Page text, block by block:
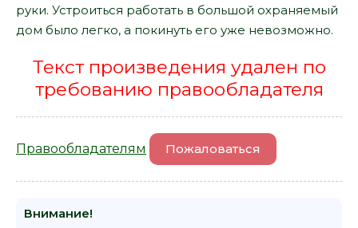
руки. Устроиться работать в большой охраняемый
дом было легко, а покинуть его уже невозможно.
Текст произведения удален по
требованию правообладателя
Правообладателям Пожаловаться
Внимание!